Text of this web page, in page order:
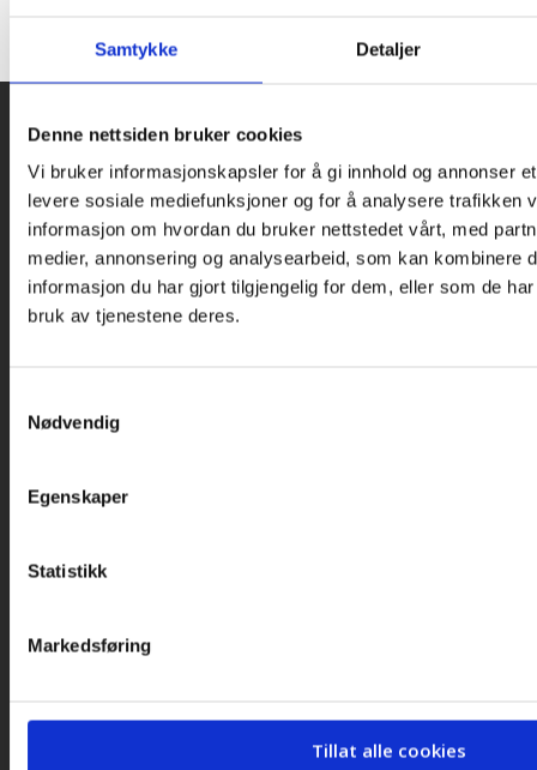
Samtykke Detaljer
Denne nettsiden bruker cookies
Vi bruker informasjonskapsler for å gi innhold og annonser
levere sosiale mediefunksjoner og for å analysere trafikken
informasjon om hvordan du bruker nettstedet vårt, med
medier, annonsering og analysearbeid, som kan kombinere
informasjon du har gjort tilgjengelig for dem, eller som de
bruk av tjenestene deres.
Nødvendig
Egenskaper
Statistikk
Markedsføring
Tillat alle cookies
vektlegges ved utarbeidelse av nye anbud.
Snarveier
Presse
Bilder og logoer
Stilling ledig
Cookieerklæring